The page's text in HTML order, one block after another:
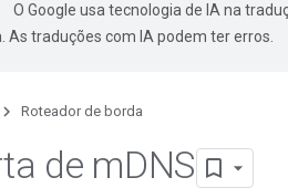
O Google usa tecnologia de IA na
As traduções com IA podem ter erros.
Roteador de borda
de mDNS